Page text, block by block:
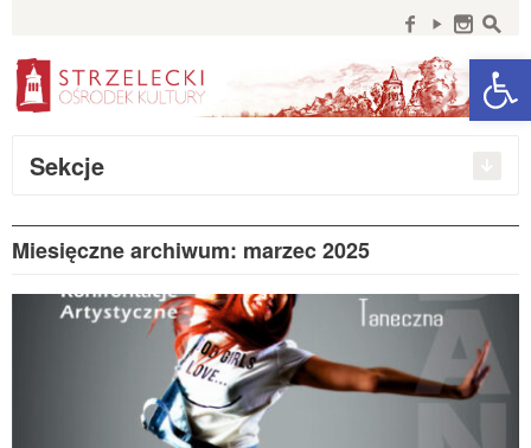
f y n s
Sekcje
Miesięczne archiwum: marzec 2025